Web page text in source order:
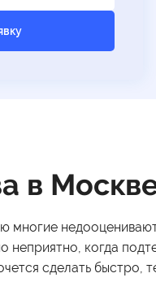
в
многие
когда
сделать быстро,